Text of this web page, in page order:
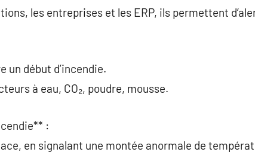
les entreprises et les ERP, ils permettent
un début d’incendie.
à eau, CO₂, poudre, mousse.
:
en signalant une montée anormale de